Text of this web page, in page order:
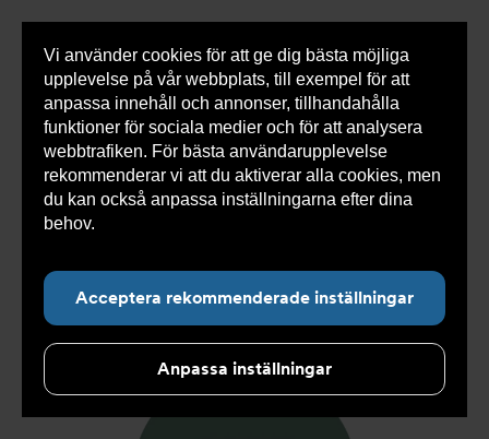
Vi använder cookies för att ge dig bästa möjliga
upplevelse på vår webbplats, till exempel för att
anpassa innehåll och annonser, tillhandahålla
funktioner för sociala medier och för att analysera
webbtrafiken. För bästa användarupplevelse
rekommenderar vi att du aktiverar alla cookies, men
du kan också anpassa inställningarna efter dina
behov.
Acceptera rekommenderade inställningar
Anpassa inställningar
0 varorSnabborder
Du
här:
Armatec > Produkter > Kyla > Slang >
Slang
> Slang SX AT 5745- >
Slang SX DN19 TLL22 x
TLL22 900mm AT 5745-W34898909